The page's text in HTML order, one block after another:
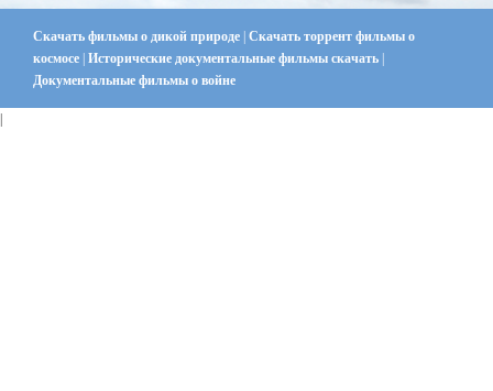
Скачать фильмы о дикой природе | Скачать торрент фильмы о
космосе | Исторические документальные фильмы скачать |
Документальные фильмы о войне
|